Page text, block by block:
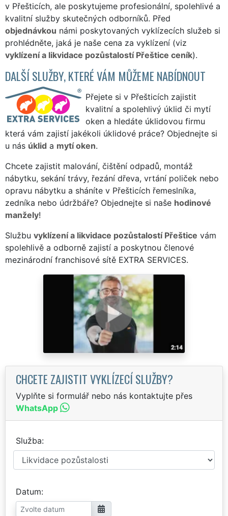
v Přešticích, ale poskytujeme profesionální, spolehlivé a
kvalitní služby skutečných odborníků. Před
objednávkou námi poskytovaných vyklízecích služeb si
prohlédněte, jaká je naše cena za vyklízení (viz
vyklízení a likvidace pozůstalostí Přeštice ceník).
DALŠÍ SLUŽBY, KTERÉ VÁM MŮŽEME NABÍDNOUT
Přejete si v Přešticích zajistit
kvalitní a spolehlivý úklid či mytí
oken a hledáte úklidovou firmu
která vám zajistí jakékoli úklidové práce? Objednejte si
u nás úklid a mytí oken.
Chcete zajistit malování, čištění odpadů, montáž
nábytku, sekání trávy, řezání dřeva, vrtání poliček nebo
opravu nábytku a sháníte v Přešticích řemeslníka,
zedníka nebo údržbáře? Objednejte si naše hodinové
manžely!
Službu vyklízení a likvidace pozůstalostí Přeštice vám
spolehlivě a odborně zajistí a poskytnou členové
mezinárodní franchisové sítě EXTRA SERVICES.
CHCETE ZAJISTIT VYKLÍZECÍ SLUŽBY?
Vyplňte si formulář nebo nás kontaktujte přes
WhatsApp
Služba
Datum